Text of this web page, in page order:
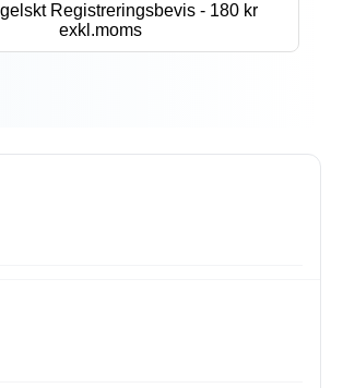
Registreringsbevis - 180 kr
exkl.moms